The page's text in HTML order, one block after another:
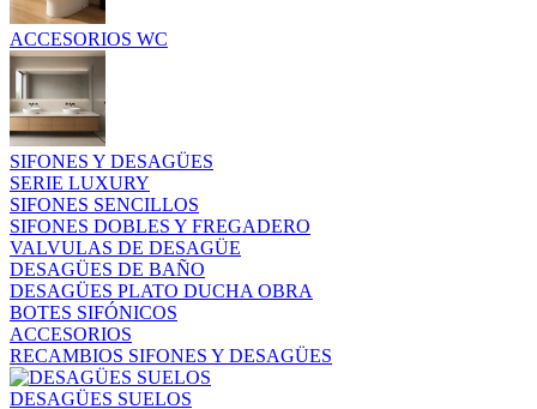
ACCESORIOS WC
SIFONES Y DESAGÜES
SERIE LUXURY
SIFONES SENCILLOS
SIFONES DOBLES Y FREGADERO
VALVULAS DE DESAGÜE
DESAGÜES DE BAÑO
DESAGÜES PLATO DUCHA OBRA
BOTES SIFÓNICOS
ACCESORIOS
RECAMBIOS SIFONES Y DESAGÜES
DESAGÜES SUELOS